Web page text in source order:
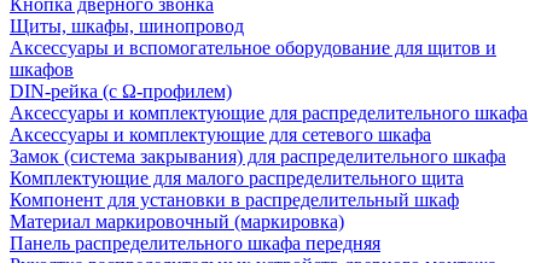
Кнопка дверного звонка
Щиты, шкафы, шинопровод
Аксессуары и вспомогательное оборудование для щитов и
шкафов
DIN-рейка (с Ω-профилем)
Аксессуары и комплектующие для распределительного шкафа
Аксессуары и комплектующие для сетевого шкафа
Замок (система закрывания) для распределительного шкафа
Комплектующие для малого распределительного щита
Компонент для установки в распределительный шкаф
Материал маркировочный (маркировка)
Панель распределительного шкафа передняя